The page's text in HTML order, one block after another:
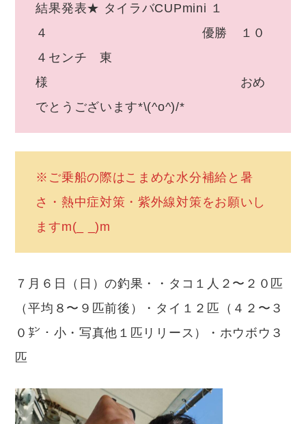
結果発表★ タイラバCUPmini １
４ 優勝 １０
４センチ 東
様 おめ
でとうございます*\(^o^)/*
※ご乗船の際はこまめな水分補給と暑
さ・熱中症対策・紫外線対策をお願いし
ますm(_ _)m
７月６日（日）の釣果・・タコ１人２〜２０匹
（平均８〜９匹前後）・タイ１２匹（４２〜３
０㌢・小・写真他１匹リリース）・ホウボウ３
匹